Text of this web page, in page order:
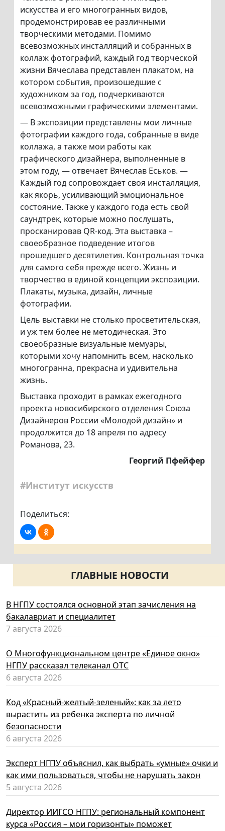
искусства и его многогранных видов,
продемонстрировав ее различными
творческими методами. Помимо
всевозможных инсталляций и собранных в
коллаж фотографий, каждый год творческой
жизни Вячеслава представлен плакатом, на
котором события, произошедшие с
художником за год, подчеркиваются
всевозможными графическими элементами.
— В экспозиции представлены мои личные
фотографии каждого года, собранные в виде
коллажа, а также мои работы как
графического дизайнера, выполненные в
этом году, — отвечает Вячеслав Еськов. —
Каждый год сопровождает своя инсталляция,
как якорь, усиливающий эмоциональное
состояние. Также у каждого года есть свой
саундтрек, которые можно послушать,
просканировав QR-код. Эта выставка –
своеобразное подведение итогов
прошедшего десятилетия. Контрольная точка
для самого себя прежде всего. Жизнь и
творчество в единой концепции экспозиции.
Плакаты, музыка, дизайн, личные
фотографии.
Цель выставки не столько просветительская,
и уж тем более не методическая. Это
своеобразные визуальные мемуары,
которыми хочу напомнить всем, насколько
многогранна, прекрасна и удивительна
жизнь.
Выставка проходит в рамках ежегодного
проекта новосибирского отделения Союза
Дизайнеров России «Молодой дизайн» и
продолжится до 18 апреля по адресу
Романова, 23.
Георгий Пфейфер
#Институт искусств
Поделиться:
ГЛАВНЫЕ НОВОСТИ
В НГПУ состоялся основной этап зачисления на
бакалавриат и специалитет
7 августа 2026
О Многофункциональном центре «Единое окно»
НГПУ рассказал телеканал ОТС
6 августа 2026
Код «Красный-желтый-зеленый»: как за лето
вырастить из ребенка эксперта по личной
безопасности
6 августа 2026
Эксперт НГПУ объяснил, как выбрать «умные» очки и
как ими пользоваться, чтобы не нарушать закон
5 августа 2026
Директор ИИГСО НГПУ: региональный компонент
курса «Россия – мои горизонты» поможет